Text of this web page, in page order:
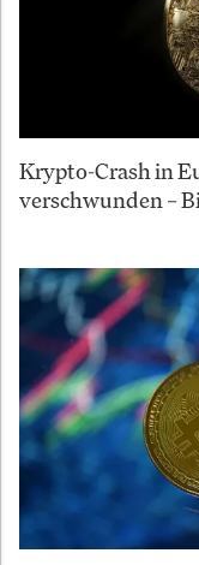
Krypto-Crash in
verschwunden –